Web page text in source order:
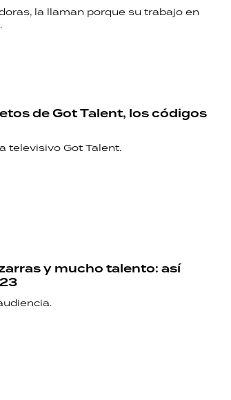
la llaman porque su trabajo en
de Got Talent, los códigos
televisivo Got Talent.
y mucho talento: así